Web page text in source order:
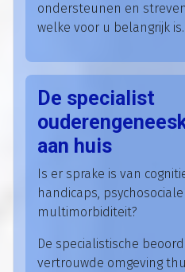
ondersteunen en
welke voor u belangrijk is.
De specialist
aan huis
Is er sprake is van
handicaps,
multimorbiditeit?
De specialistische
vertrouwde omgeving